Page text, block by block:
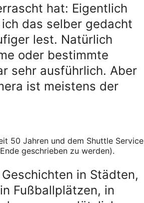
hat: Eigentlich
das selber gedacht
lest. Natürlich
oder bestimmte
sehr ausführlich. Aber
ist meistens der
50 Jahren und dem Shuttle Service
geschrieben zu werden).
in Städten,
Fußballplätzen, in